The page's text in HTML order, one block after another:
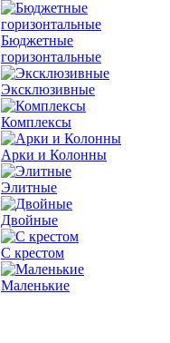
Бюджетные
горизонтальные
Эксклюзивные
Комплексы
Арки и Колонны
Элитные
Двойные
С крестом
Маленькие